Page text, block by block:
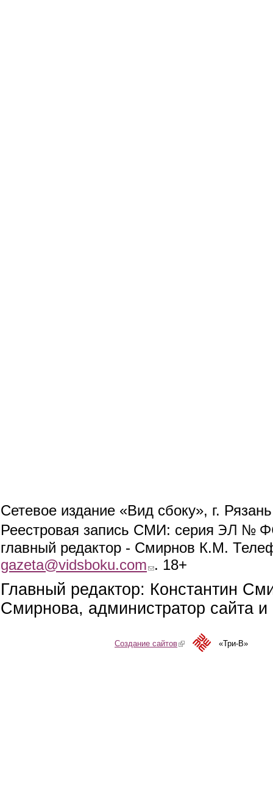
Сетевое издание «Вид сбоку», г.
Реестровая запись СМИ: серия ЭЛ №
главный редактор - Смирнов К.М.
gazeta@vidsboku.com (link sends e-mail)
. 18+
Главный редактор: Константин
Смирнова, администратор сайта
Создание сайтов(link is external)«Три-В»